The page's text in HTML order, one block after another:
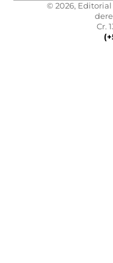
© 2026, Editorial
Cr.